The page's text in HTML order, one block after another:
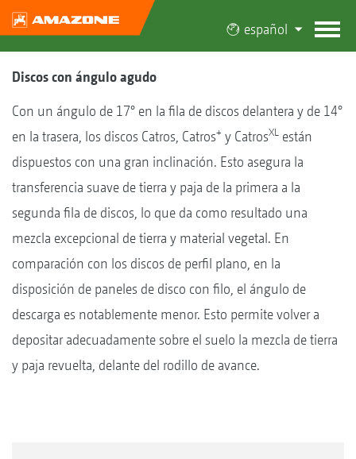
español
Discos con ángulo agudo
Con un ángulo de 17° en la fila de discos delantera y de 14°
en la trasera, los discos Catros, Catros+ y CatrosXL están
dispuestos con una gran inclinación. Esto asegura la
transferencia suave de tierra y paja de la primera a la
segunda fila de discos, lo que da como resultado una
mezcla excepcional de tierra y material vegetal. En
comparación con los discos de perfil plano, en la
disposición de paneles de disco con filo, el ángulo de
descarga es notablemente menor. Esto permite volver a
depositar adecuadamente sobre el suelo la mezcla de tierra
y paja revuelta, delante del rodillo de avance.